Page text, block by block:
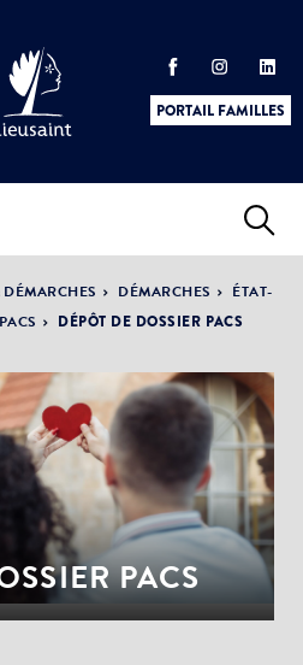
PORTAIL FAMILLES
ACTUALITÉS &
ÉVÈNEMENTS
DÉMOCRATIE
PARTICIPATIVE
DÉMARCHES
ÉTAT-
DÉPÔT DE DOSSIER PACS
PACS